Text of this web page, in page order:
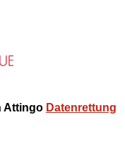
Attingo Datenrettung